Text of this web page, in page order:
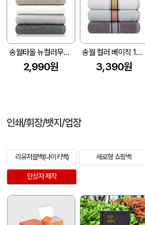
송월타올 뉴컬러무지 150g (30수/40*80cm)
2,990원
송월 컬러 베이직 130g 1p
3,390원
인쇄/휘장/뱃지/업장
리유저블백(나이키백) 세로형 쇼핑백
단상자 제작